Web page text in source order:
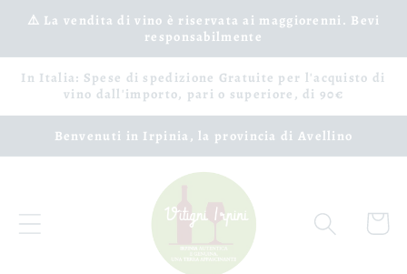
Vai
direttamente
⚠️ La vendita di vino è riservata ai maggiorenni. Bevi
responsabilmente
In Italia: Spese di spedizione Gratuite per l'acquisto di
vino dall'importo, pari o superiore, di 90€
Benvenuti in Irpinia, la provincia di Avellino
Carrello